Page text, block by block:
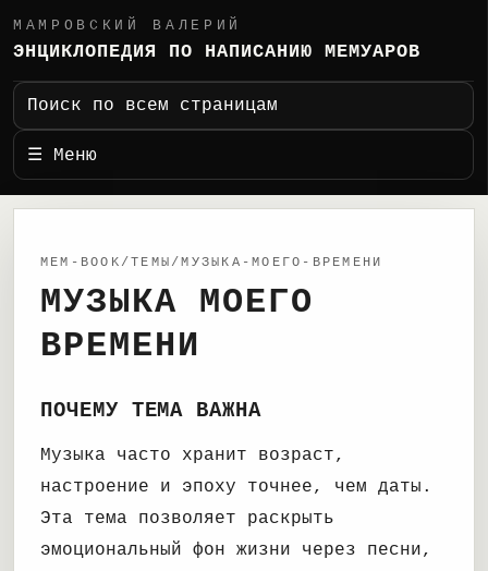
МАМРОВСКИЙ ВАЛЕРИЙ
ЭНЦИКЛОПЕДИЯ ПО НАПИСАНИЮ МЕМУАРОВ
Поиск по всем страницам
☰ Меню
MEM-BOOK/ТЕМЫ/МУЗЫКА-МОЕГО-ВРЕМЕНИ
МУЗЫКА МОЕГО
ВРЕМЕНИ
ПОЧЕМУ ТЕМА ВАЖНА
Музыка часто хранит возраст,
настроение и эпоху точнее, чем даты.
Эта тема позволяет раскрыть
эмоциональный фон жизни через песни,